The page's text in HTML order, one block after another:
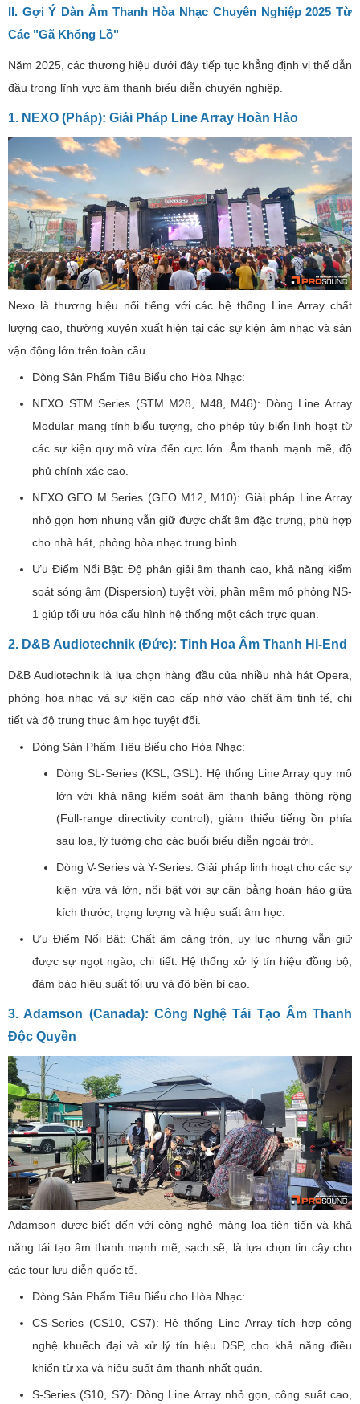
II. Gợi Ý Dàn Âm Thanh Hòa Nhạc Chuyên Nghiệp 2025 Từ
Các "Gã Khổng Lồ"
Năm 2025, các thương hiệu dưới đây tiếp tục khẳng định vị thế dẫn
đầu trong lĩnh vực âm thanh biểu diễn chuyên nghiệp.
1. NEXO (Pháp): Giải Pháp Line Array Hoàn Hảo
Nexo là thương hiệu nổi tiếng với các hệ thống Line Array chất
lượng cao, thường xuyên xuất hiện tại các sự kiện âm nhạc và sân
vận động lớn trên toàn cầu.
Dòng Sản Phẩm Tiêu Biểu cho Hòa Nhạc:
NEXO STM Series (STM M28, M48, M46): Dòng Line Array
Modular mang tính biểu tượng, cho phép tùy biến linh hoạt từ
các sự kiện quy mô vừa đến cực lớn. Âm thanh mạnh mẽ, độ
phủ chính xác cao.
NEXO GEO M Series (GEO M12, M10): Giải pháp Line Array
nhỏ gọn hơn nhưng vẫn giữ được chất âm đặc trưng, phù hợp
cho nhà hát, phòng hòa nhạc trung bình.
Ưu Điểm Nổi Bật: Độ phân giải âm thanh cao, khả năng kiểm
soát sóng âm (Dispersion) tuyệt vời, phần mềm mô phỏng NS-
1 giúp tối ưu hóa cấu hình hệ thống một cách trực quan.
2. D&B Audiotechnik (Đức): Tinh Hoa Âm Thanh Hi-End
D&B Audiotechnik là lựa chọn hàng đầu của nhiều nhà hát Opera,
phòng hòa nhạc và sự kiện cao cấp nhờ vào chất âm tinh tế, chi
tiết và độ trung thực âm học tuyệt đối.
Dòng Sản Phẩm Tiêu Biểu cho Hòa Nhạc:
Dòng SL-Series (KSL, GSL): Hệ thống Line Array quy mô
lớn với khả năng kiểm soát âm thanh băng thông rộng
(Full-range directivity control), giảm thiểu tiếng ồn phía
sau loa, lý tưởng cho các buổi biểu diễn ngoài trời.
Dòng V-Series và Y-Series: Giải pháp linh hoạt cho các sự
kiện vừa và lớn, nổi bật với sự cân bằng hoàn hảo giữa
kích thước, trọng lượng và hiệu suất âm học.
Ưu Điểm Nổi Bật: Chất âm căng tròn, uy lực nhưng vẫn giữ
được sự ngọt ngào, chi tiết. Hệ thống xử lý tín hiệu đồng bộ,
đảm bảo hiệu suất tối ưu và độ bền bỉ cao.
3. Adamson (Canada): Công Nghệ Tái Tạo Âm Thanh
Độc Quyền
Adamson được biết đến với công nghệ màng loa tiên tiến và khả
năng tái tạo âm thanh mạnh mẽ, sạch sẽ, là lựa chọn tin cậy cho
các tour lưu diễn quốc tế.
Dòng Sản Phẩm Tiêu Biểu cho Hòa Nhạc:
CS-Series (CS10, CS7): Hệ thống Line Array tích hợp công
nghệ khuếch đại và xử lý tín hiệu DSP, cho khả năng điều
khiển từ xa và hiệu suất âm thanh nhất quán.
S-Series (S10, S7): Dòng Line Array nhỏ gọn, công suất cao,